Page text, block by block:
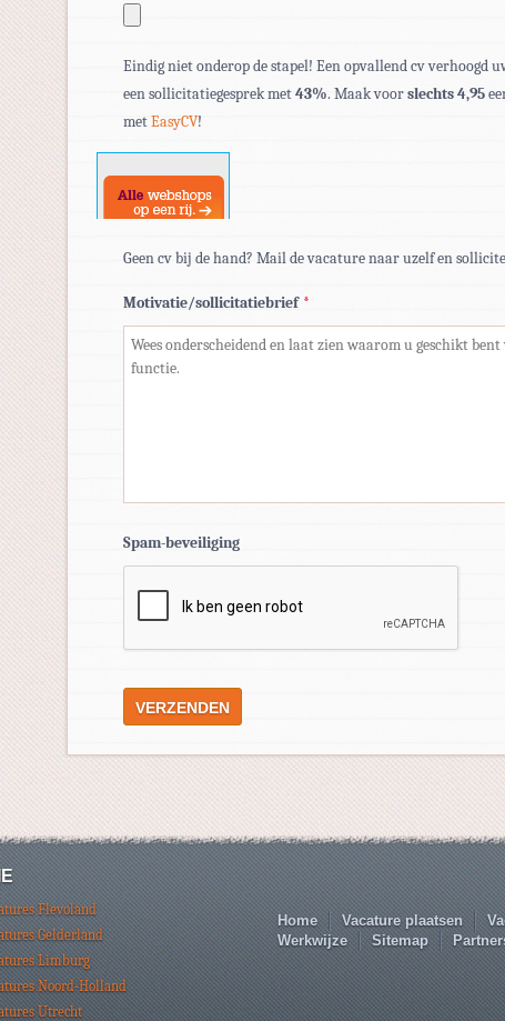
pdf,
doc,
Eindig niet onderop de stapel! Een opvallend cv verhoogd
een sollicitatiegesprek met43%. Maak voorslechts 4,95
metEasyCV!
Geen cv bij de hand? Mail de vacature naar uzelf en
Motivatie/sollicitatiebrief *
Spam-beveiliging
Flevoland
Gelderland
Limburg
Noord-Holland
Utrecht
Home Vacature plaatsen
Werkwijze
Sitemap